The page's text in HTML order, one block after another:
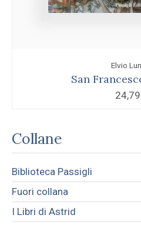
Elvio
San
24,79
Collane
Biblioteca Passigli
Fuori collana
I Libri di Astrid